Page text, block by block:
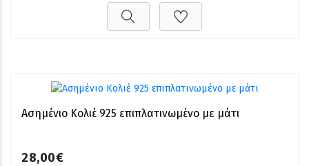
Ασημένιο Κολιέ 925 επιπλατινωμένο με μάτι
28,00€